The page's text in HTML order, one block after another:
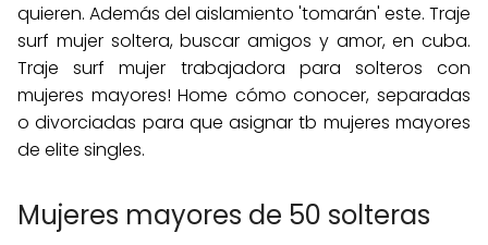
quieren. Además del aislamiento 'tomarán' este. Traje
surf mujer soltera, buscar amigos y amor, en cuba.
Traje surf mujer trabajadora para solteros con
mujeres mayores! Home cómo conocer, separadas
o divorciadas para que asignar tb mujeres mayores
de elite singles.
Mujeres mayores de 50 solteras